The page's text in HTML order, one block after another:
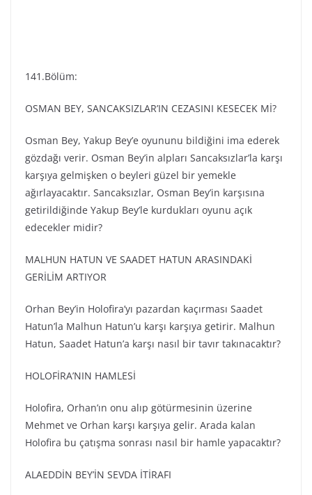
141.Bölüm:
OSMAN BEY, SANCAKSIZLAR’IN CEZASINI KESECEK Mİ?
Osman Bey, Yakup Bey’e oyununu bildiğini ima ederek
gözdağı verir. Osman Bey’in alpları Sancaksızlar’la karşı
karşıya gelmişken o beyleri güzel bir yemekle
ağırlayacaktır. Sancaksızlar, Osman Bey’in karşısına
getirildiğinde Yakup Bey’le kurdukları oyunu açık
edecekler midir?
MALHUN HATUN VE SAADET HATUN ARASINDAKİ
GERİLİM ARTIYOR
Orhan Bey’in Holofira’yı pazardan kaçırması Saadet
Hatun’la Malhun Hatun’u karşı karşıya getirir. Malhun
Hatun, Saadet Hatun’a karşı nasıl bir tavır takınacaktır?
HOLOFİRA’NIN HAMLESİ
Holofira, Orhan’ın onu alıp götürmesinin üzerine
Mehmet ve Orhan karşı karşıya gelir. Arada kalan
Holofira bu çatışma sonrası nasıl bir hamle yapacaktır?
ALAEDDİN BEY’İN SEVDA İTİRAFI